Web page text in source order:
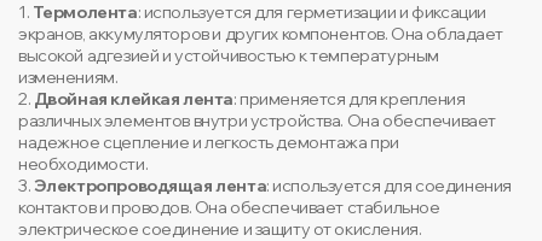
1. Термолента: используется для герметизации и фиксации
экранов, аккумуляторов и других компонентов. Она обладает
высокой адгезией и устойчивостью к температурным
изменениям.
2. Двойная клейкая лента: применяется для крепления
различных элементов внутри устройства. Она обеспечивает
надежное сцепление и легкость демонтажа при
необходимости.
3. Электропроводящая лента: используется для соединения
контактов и проводов. Она обеспечивает стабильное
электрическое соединение и защиту от окисления.